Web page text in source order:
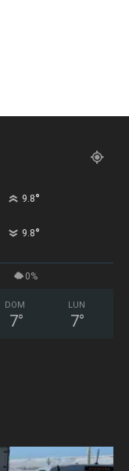
9.8°
9.8°
0%
DOM
7°
LUN
7°